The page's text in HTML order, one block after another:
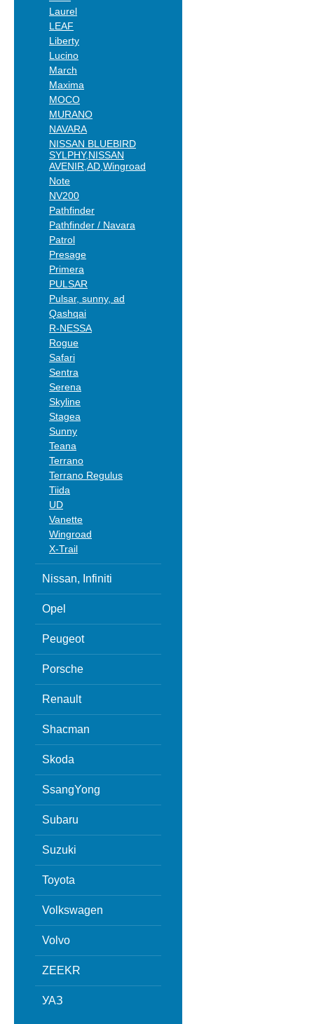
Laurel
LEAF
Liberty
Lucino
March
Maxima
MOCO
MURANO
NAVARA
NISSAN BLUEBIRD
SYLPHY,NISSAN
AVENIR,AD,Wingroad
Note
NV200
Pathfinder
Pathfinder / Navara
Patrol
Presage
Primera
PULSAR
Pulsar, sunny, ad
Qashqai
R-NESSA
Rogue
Safari
Sentra
Serena
Skyline
Stagea
Sunny
Teana
Terrano
Terrano Regulus
Tiida
UD
Vanette
Wingroad
X-Trail
Nissan, Infiniti
Opel
Peugeot
Porsche
Renault
Shacman
Skoda
SsangYong
Subaru
Suzuki
Toyota
Volkswagen
Volvo
ZEEKR
УАЗ